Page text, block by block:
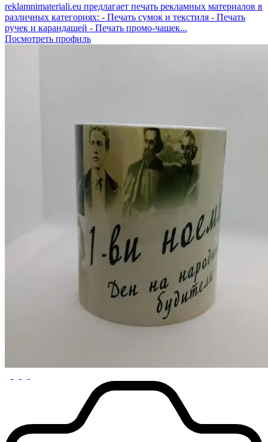
reklamnimateriali.eu предлагает печать рекламных материалов в
различных категориях: - Печать сумок и текстиля - Печать
ручек и карандашей - Печать промо-чашек...
Посмотреть профиль